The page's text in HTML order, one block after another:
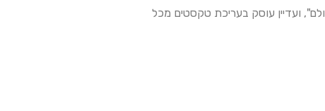
ועדיין עוסק בעריכת טקסטים מכל